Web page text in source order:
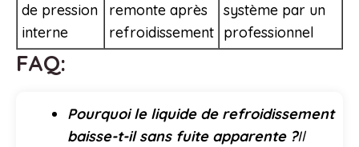
de pression
interne
remonte après
refroidissement
système par un
professionnel
FAQ:
Pourquoi le liquide de refroidissement
baisse-t-il sans fuite apparente ?Il